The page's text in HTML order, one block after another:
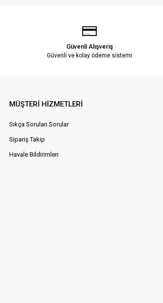
Güvenli Alışveriş
Güvenli ve kolay ödeme sistemi
MÜŞTERİ HİZMETLERİ
Sıkça Sorulan Sorular
Sipariş Takip
Havale Bildirimleri